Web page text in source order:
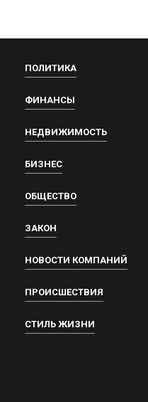
ПОЛИТИКА
ФИНАНСЫ
НЕДВИЖИМОСТЬ
БИЗНЕС
ОБЩЕСТВО
ЗАКОН
НОВОСТИ КОМПАНИЙ
ПРОИСШЕСТВИЯ
СТИЛЬ ЖИЗНИ